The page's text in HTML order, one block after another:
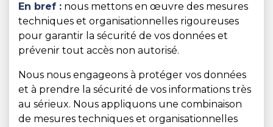
En bref : nous mettons en œuvre des mesures
techniques et organisationnelles rigoureuses
pour garantir la sécurité de vos données et
prévenir tout accès non autorisé.
Nous nous engageons à protéger vos données
et à prendre la sécurité de vos informations très
au sérieux. Nous appliquons une combinaison
de mesures techniques et organisationnelles